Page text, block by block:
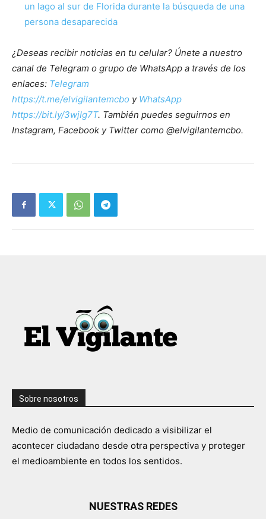
un lago al sur de Florida durante la búsqueda de una
persona desaparecida
¿Deseas recibir noticias en tu celular? Únete a nuestro
canal de Telegram o grupo de WhatsApp a través de los
enlaces: Telegram
https://t.me/elvigilantemcbo y WhatsApp
https://bit.ly/3wjIg7T. También puedes seguirnos en
Instagram, Facebook y Twitter como @elvigilantemcbo.
Sobre nosotros
Medio de comunicación dedicado a visibilizar el
acontecer ciudadano desde otra perspectiva y proteger
el medioambiente en todos los sentidos.
NUESTRAS REDES